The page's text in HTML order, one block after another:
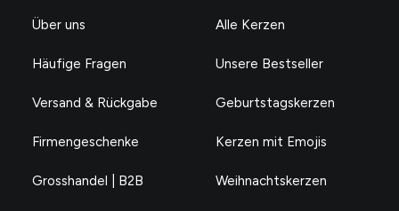
Über uns
Häufige Fragen
Versand & Rückgabe
Firmengeschenke
Grosshandel | B2B
Alle Kerzen
Unsere Bestseller
Geburtstagskerzen
Kerzen mit Emojis
Weihnachtskerzen